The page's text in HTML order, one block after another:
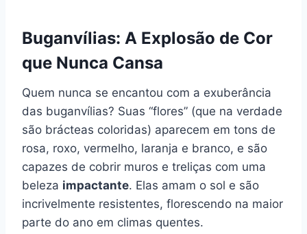
Buganvílias: A Explosão de Cor
que Nunca Cansa
Quem nunca se encantou com a exuberância
das buganvílias? Suas “flores” (que na verdade
são brácteas coloridas) aparecem em tons de
rosa, roxo, vermelho, laranja e branco, e são
capazes de cobrir muros e treliças com uma
beleza impactante. Elas amam o sol e são
incrivelmente resistentes, florescendo na maior
parte do ano em climas quentes.